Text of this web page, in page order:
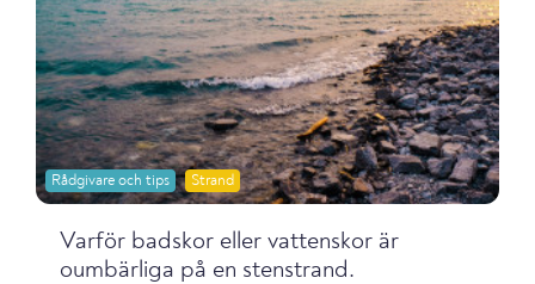
Rådgivare och tips Strand
Varför badskor eller vattenskor är
oumbärliga på en stenstrand.